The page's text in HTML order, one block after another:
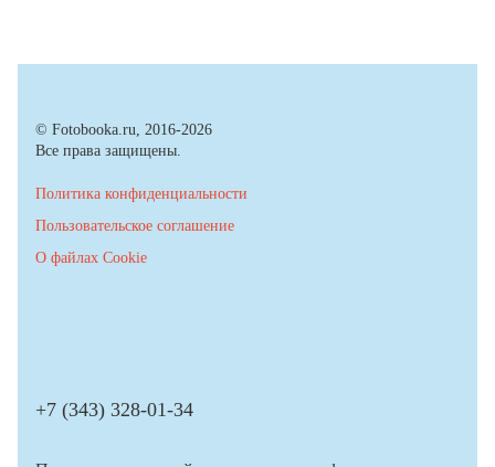
© Fotobooka.ru, 2016-2026
Все права защищены.
Политика конфиденциальности
Пользовательское соглашение
О файлах Cookie
+7 (343) 328-01-34